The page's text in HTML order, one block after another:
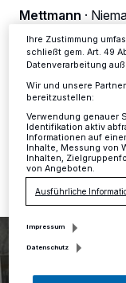
Mettmann ·
Big Brother),
Rapper Little J in
ich will“ zur Seite.
08.10.2020 , 17:34
Informationen finden
Ihre Zustimmung
schließt gem. Art. 49
Datenverarbeitung
Wir und unsere
bereitzustellen:
Verwendung genauer
Identifikation aktiv
Informationen auf
Inhalte, Messung von
Inhalten,
von Angeboten.
Ausführliche
Impressum
Datenschutz